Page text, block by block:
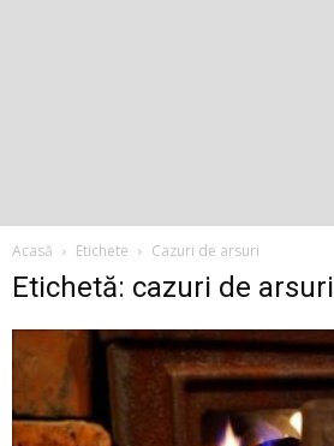
Acasă Etichete Cazuri de arsuri
Etichetă: cazuri de arsuri